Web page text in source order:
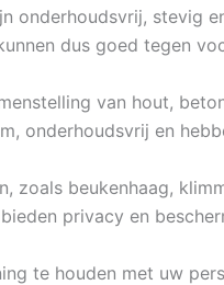
stevig
dus goed tegen
van hout,
onderhoudsvrij en
zoals beukenhaag,
privacy en
te houden met uw